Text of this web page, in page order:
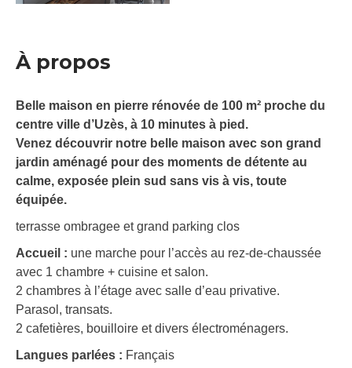
À propos
Belle maison en pierre rénovée de 100 m² proche du
centre ville d’Uzès, à 10 minutes à pied.
Venez découvrir notre belle maison avec son grand
jardin aménagé pour des moments de détente au
calme, exposée plein sud sans vis à vis, toute
équipée.
terrasse ombragee et grand parking clos
Accueil : une marche pour l’accès au rez-de-chaussée
avec 1 chambre + cuisine et salon.
2 chambres à l’étage avec salle d’eau privative.
Parasol, transats.
2 cafetières, bouilloire et divers électroménagers.
Langues parlées : Français